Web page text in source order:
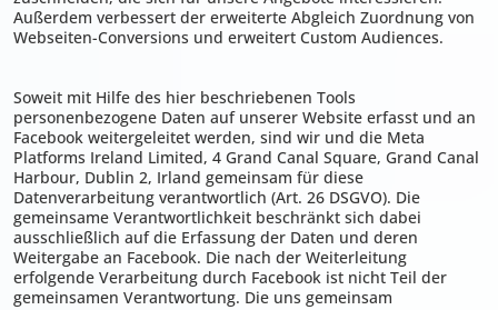
Außerdem verbessert der erweiterte Abgleich Zuordnung von
Webseiten-Conversions und erweitert Custom Audiences.
Soweit mit Hilfe des hier beschriebenen Tools
personenbezogene Daten auf unserer Website erfasst und an
Facebook weitergeleitet werden, sind wir und die Meta
Platforms Ireland Limited, 4 Grand Canal Square, Grand Canal
Harbour, Dublin 2, Irland gemeinsam für diese
Datenverarbeitung verantwortlich (Art. 26 DSGVO). Die
gemeinsame Verantwortlichkeit beschränkt sich dabei
ausschließlich auf die Erfassung der Daten und deren
Weitergabe an Facebook. Die nach der Weiterleitung
erfolgende Verarbeitung durch Facebook ist nicht Teil der
gemeinsamen Verantwortung. Die uns gemeinsam